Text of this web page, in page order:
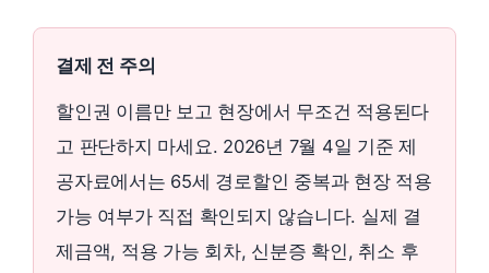
결제 전 주의
할인권 이름만 보고 현장에서 무조건 적용된다
고 판단하지 마세요. 2026년 7월 4일 기준 제
공자료에서는 65세 경로할인 중복과 현장 적용
가능 여부가 직접 확인되지 않습니다. 실제 결
제금액, 적용 가능 회차, 신분증 확인, 취소 후